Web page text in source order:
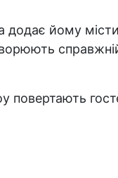
йому
повертають